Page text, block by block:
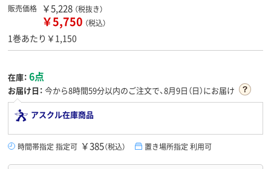
販売価格 ￥5,228 （税抜き）
￥5,750 （税込）
1巻あたり￥1,150
在庫： 6点
お届け日： 今から8時間59分以内のご注文で、8月9日（日）にお届け
アスクル在庫商品
時間帯指定 指定可 ￥385（税込） 置き場所指定 利用可